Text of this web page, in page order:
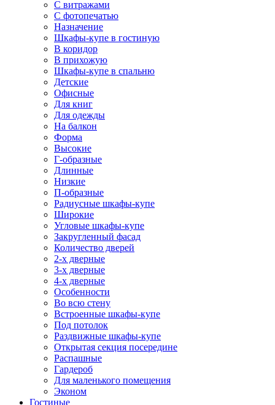
С витражами
С фотопечатью
Назначение
Шкафы-купе в гостиную
В коридор
В прихожую
Шкафы-купе в спальню
Детские
Офисные
Для книг
Для одежды
На балкон
Форма
Высокие
Г-образные
Длинные
Низкие
П-образные
Радиусные шкафы-купе
Широкие
Угловые шкафы-купе
Закругленный фасад
Количество дверей
2-х дверные
3-х дверные
4-х дверные
Особенности
Во всю стену
Встроенные шкафы-купе
Под потолок
Раздвижные шкафы-купе
Открытая секция посередине
Распашные
Гардероб
Для маленького помещения
Эконом
Гостиные